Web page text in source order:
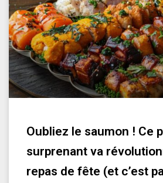
Oubliez le saumon ! Ce
surprenant va
repas de fête (et c’est